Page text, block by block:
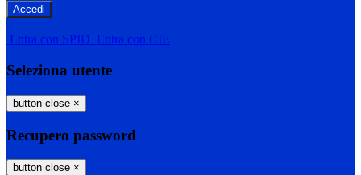
-
Entra con SPID Entra con CIE
Seleziona utente
button close ×
Recupero password
button close ×